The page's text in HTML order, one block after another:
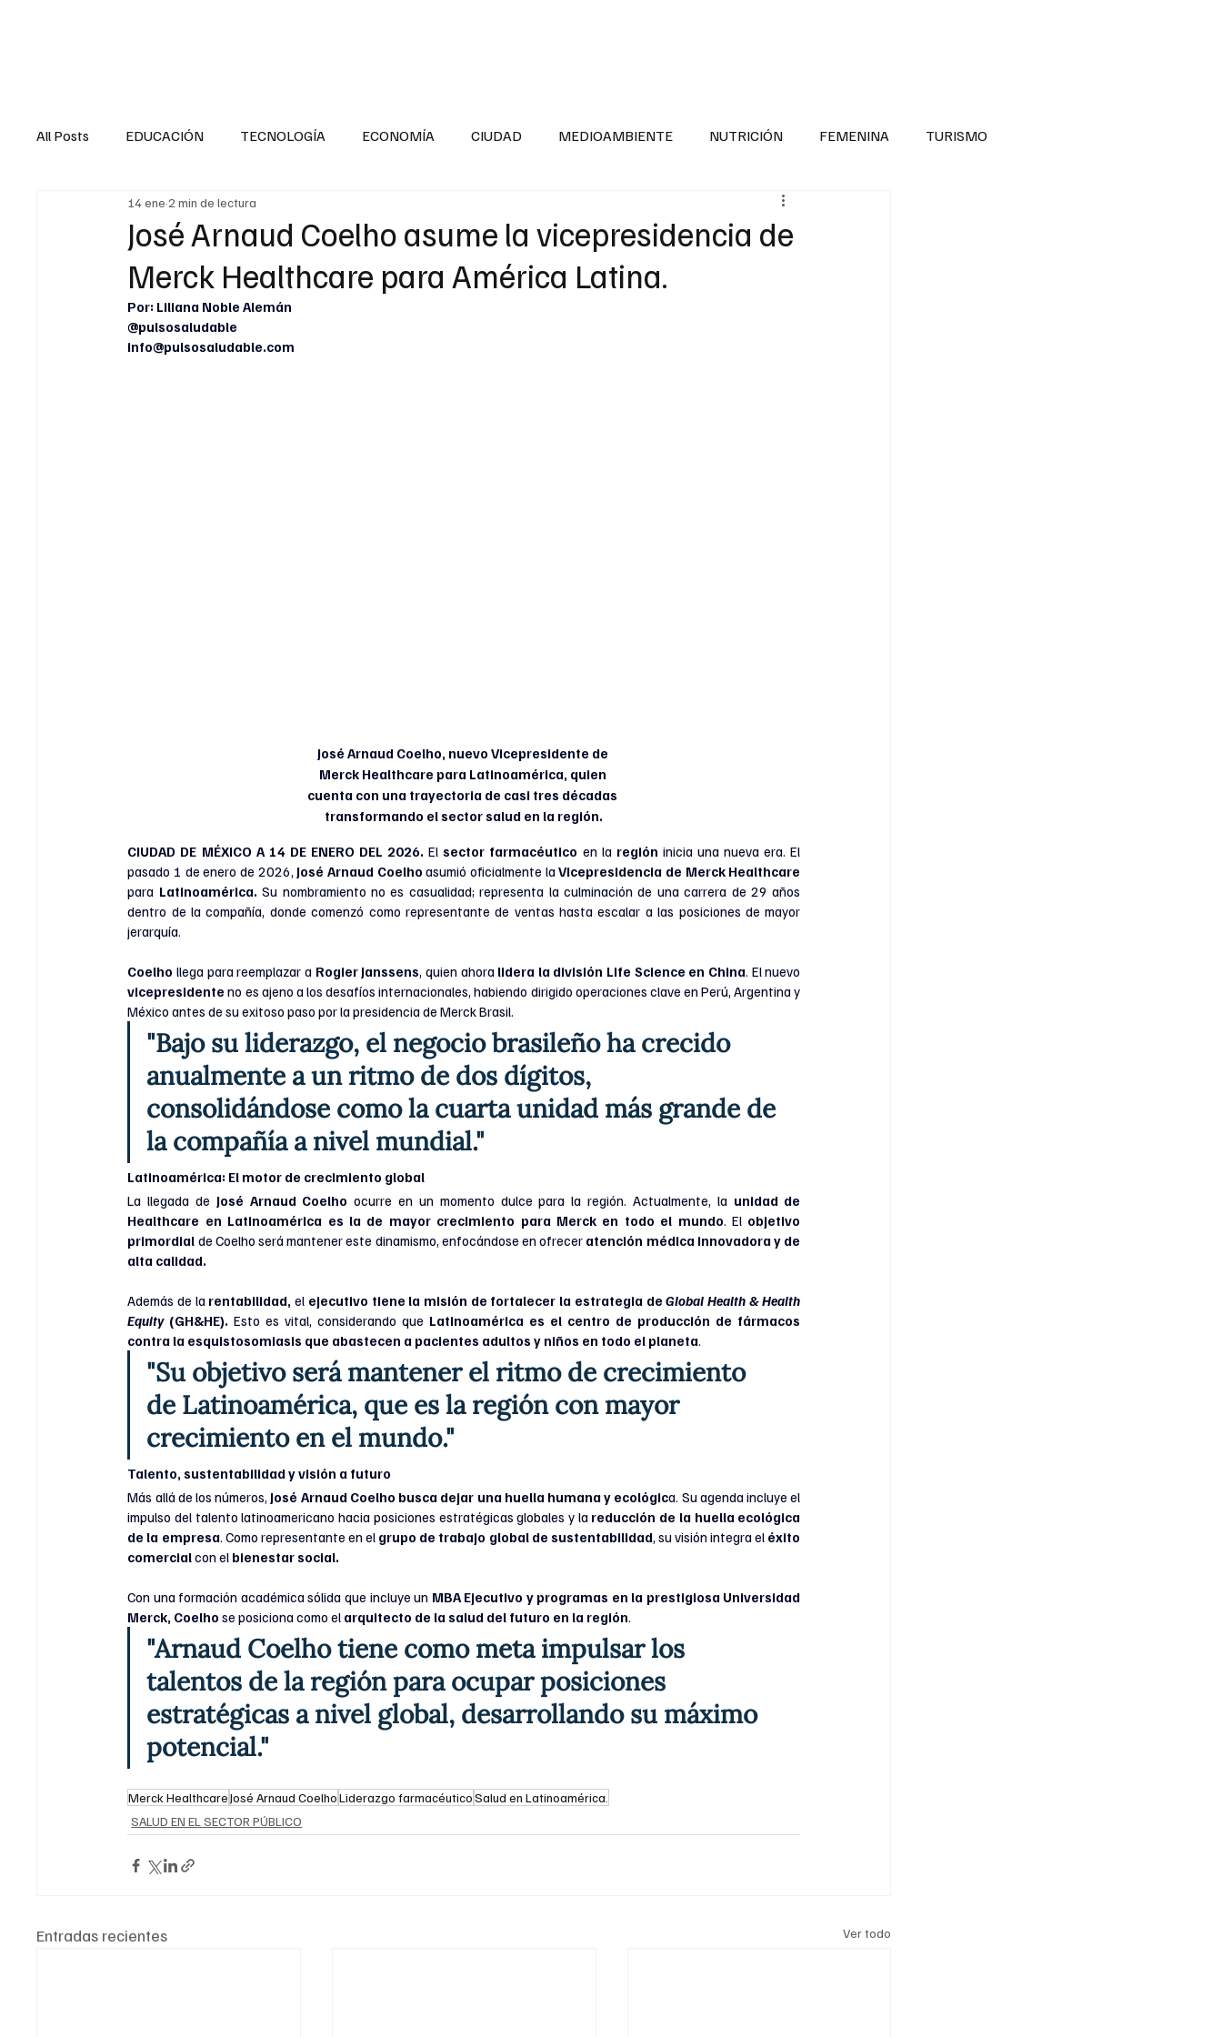
All Posts EDUCACIÓN TECNOLOGÍA ECONOMÍA CIUDAD MEDIOAMBIENTE NUTRICIÓN FEMENINA TURISMO
SALUD EN EL SECTOR PÚBLICO SALUD INFANTIL
LA ENTREVISTA ANIMAL FITNESS ADOLESCENTES RESPONSABILIDAD SOCIAL
INTERNACIONAL GENERAL INTERNACIONAL SALUD
José Arnaud Coelho asume la vicepresidencia de
Merck Healthcare para América Latina.
14 ene 2 min de lectura
Por: Liliana Noble Alemán
@pulsosaludable
info@pulsosaludable.com
José Arnaud Coelho, nuevo Vicepresidente de
Merck Healthcare para Latinoamérica, quien
cuenta con una trayectoria de casi tres décadas
transformando el sector salud en la región.
CIUDAD DE MÉXICO A 14 DE ENERO DEL 2026. El sector farmacéutico en la región inicia una nueva era. El
pasado 1 de enero de 2026, José Arnaud Coelho asumió oficialmente la Vicepresidencia de Merck Healthcare
para Latinoamérica. Su nombramiento no es casualidad; representa la culminación de una carrera de 29 años
dentro de la compañía, donde comenzó como representante de ventas hasta escalar a las posiciones de mayor
jerarquía.
Coelho llega para reemplazar a Rogier Janssens, quien ahora lidera la división Life Science en China
vicepresidente no es ajeno a los desafíos internacionales, habiendo dirigido operaciones clave en Perú, Argentina y
México antes de su exitoso paso por la presidencia de Merck Brasil.
"Bajo su liderazgo, el negocio brasileño ha crecido
anualmente a un ritmo de dos dígitos,
consolidándose como la cuarta unidad más grande de
la compañía a nivel mundial."
Latinoamérica: El motor de crecimiento global
La llegada de José Arnaud Coelho ocurre en un momento dulce para la región. Actualmente, la unidad de
Healthcare en Latinoamérica es la de mayor crecimiento para Merck en todo el mundo. El objetivo
primordial de Coelho será mantener este dinamismo, enfocándose en ofrecer atención médica innovadora y de
alta calidad.
Además de la rentabilidad, el ejecutivo tiene la misión de fortalecer la estrategia de Global Health & Health
Equity (GH&HE). Esto es vital, considerando que Latinoamérica es el centro de producción de fármacos
contra la esquistosomiasis que abastecen a pacientes adultos y niños en todo el planeta.
"Su objetivo será mantener el ritmo de crecimiento
de Latinoamérica, que es la región con mayor
crecimiento en el mundo."
Talento, sustentabilidad y visión a futuro
Más allá de los números, José Arnaud Coelho busca dejar una huella humana y ecológica. Su agenda incluye el
impulso del talento latinoamericano hacia posiciones estratégicas globales y la reducción de la huella ecológica
de la empresa. Como representante en el grupo de trabajo global de sustentabilidad, su visión integra el éxito
comercial con el bienestar social.
Con una formación académica sólida que incluye un MBA Ejecutivo y programas en la prestigiosa Universidad
Merck, Coelho se posiciona como el arquitecto de la salud del futuro en la región.
"Arnaud Coelho tiene como meta impulsar los
talentos de la región para ocupar posiciones
estratégicas a nivel global, desarrollando su máximo
potencial."
Merck HealthcareJosé Arnaud CoelhoLiderazgo farmacéuticoSalud en Latinoamérica.
SALUD EN EL SECTOR PÚBLICO
Entradas recientes Ver todo